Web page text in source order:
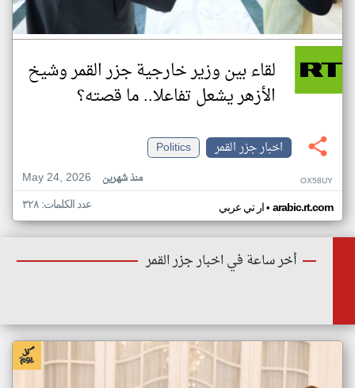
لقاء بين وزير خارجية جزر القمر وشيخ
الأزهر يشعل تفاعلا.. ما قصته؟
اخبار جزر القمر
Politics
May 24, 2026
منذ شهرين OX58UY
ار تي عربي• arabic.rt.com عدد الكلمات: ٣٢٨
أخر ساعة في اخبار جزر القمر